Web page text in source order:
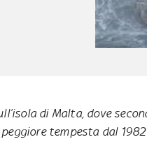
di Malta, dove
tempesta dal